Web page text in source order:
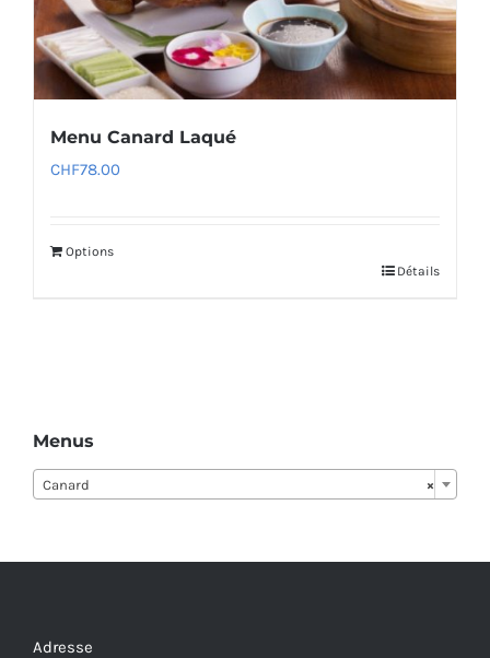
Menu Canard Laqué
CHF78.00
Options
Détails
Menus
×
Canard
Adresse